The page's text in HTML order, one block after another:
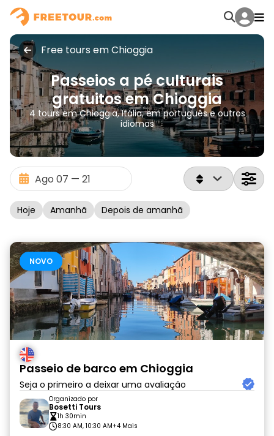
Free tours em Chioggia
Passeios a pé culturais
gratuitos em Chioggia
4 tours em Chioggia, Itália, em português e outros
idiomas
Hoje Amanhã Depois de amanhã
NOVO
Passeio de barco em Chioggia
Seja o primeiro a deixar uma avaliação
Organizado por
Bosetti Tours
1h 30min
8:30 AM, 10:30 AM+4 Mais